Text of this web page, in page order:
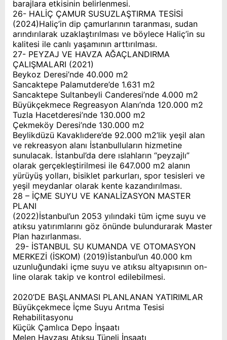
barajlara etkisinin belirlenmesi.
26- HALİÇ ÇAMUR SUSUZLAŞTIRMA TESİSİ
(2024)Haliç’in dip çamurlarının taranması, sudan
arındırılarak uzaklaştırılması ve böylece Haliç’in su
kalitesi ile canlı yaşamının arttırılması.
27- PEYZAJ VE HAVZA AĞAÇLANDIRMA
ÇALIŞMALARI (2021)
Beykoz Deresi’nde 40.000 m2
Sancaktepe Palamutdere’de 1.631 m2
Sancaktepe Sultanbeyli Canderesi’nde 4.000 m2
Büyükçekmece Regreasyon Alanı’nda 120.000 m2
Tuzla Hacetderesi’nde 130.000 m2
Çekmeköy Deresi’nde 130.000 m2
Beylikdüzü Kavaklıdere’de 92.000 m2’lik yeşil alan
ve rekreasyon alanı İstanbulluların hizmetine
sunulacak. İstanbul’da dere ıslahların “peyzajlı”
olarak gerçekleştirilmesi ile 647.000 m2 alanın
yürüyüş yolları, bisiklet parkurları, spor tesisleri ve
yeşil meydanlar olarak kente kazandırılması.
28 – İÇME SUYU VE KANALİZASYON MASTER
PLANI
(2022)İstanbul’un 2053 yılındaki tüm içme suyu ve
atıksu yatırımlarını göz önünde bulundurarak Master
Plan hazırlanması.
29- İSTANBUL SU KUMANDA VE OTOMASYON
MERKEZİ (İSKOM) (2019)İstanbul’un 40.000 km
uzunluğundaki içme suyu ve atıksu altyapısının on-
line olarak takip ve kontrol edilebilmesi.
2020’DE BAŞLANMASI PLANLANAN YATIRIMLAR
Büyükçekmece İçme Suyu Arıtma Tesisi
Rehabilitasyonu
Küçük Çamlıca Depo İnşaatı
Melen Havzası Atıksu Tüneli İnşaatı